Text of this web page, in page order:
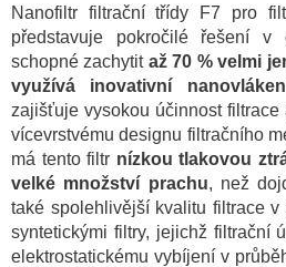
Nanofiltr filtrační třídy F7 pro
představuje pokročilé řešení v
schopné zachytit až 70 % velmi
využívá inovativní
zajišťuje vysokou účinnost
vícevrstvému designu filtračního
má tento filtr nízkou tlakovou
velké množství prachu, než
také spolehlivější kvalitu filtrace
syntetickými filtry, jejichž filtrační
elektrostatickému vybíjení v